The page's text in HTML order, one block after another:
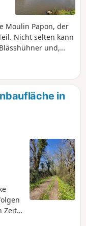
Moulin Papon, der
Nicht selten kann
und,
alte Häuser
Start in der
in der
in
Zeit